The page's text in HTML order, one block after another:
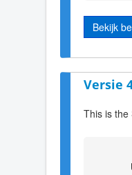
Bekijk
Versie
This is the